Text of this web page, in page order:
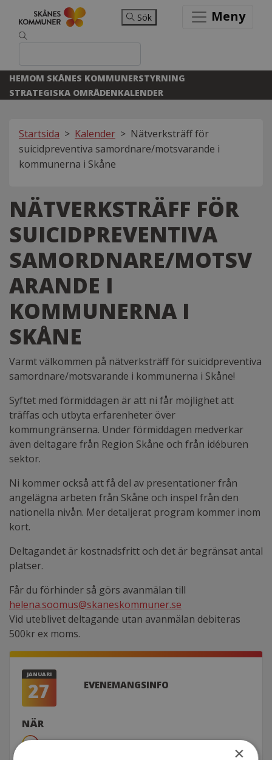
Sök Meny
HEMOM SKÅNES KOMMUNERSTYRNING
STRATEGISKA OMRÅDENKALENDER
Startsida > Kalender > Nätverksträff för
suicidpreventiva samordnare/motsvarande i
kommunerna i Skåne
NÄTVERKSTRÄFF FÖR
SUICIDPREVENTIVA
SAMORDNARE/MOTSV
ARANDE I
KOMMUNERNA I
SKÅNE
Varmt välkommen på nätverksträff för suicidpreventiva
samordnare/motsvarande i kommunerna i Skåne!
Syftet med förmiddagen är att ni får möjlighet att
träffas och utbyta erfarenheter över
kommungränserna. Under förmiddagen medverkar
även deltagare från Region Skåne och från idéburen
sektor.
Ni kommer också att få del av presentationer från
angelägna arbeten från Skåne och inspel från den
nationella nivån. Mer detaljerat program kommer inom
kort.
Deltagandet är kostnadsfritt och det är begränsat antal
platser.
Får du förhinder så görs avanmälan till
helena.soomus@skaneskommuner.se
Vid uteblivet deltagande utan avanmälan debiteras
500kr ex moms.
JANUARI
27 EVENEMANGSINFO
NÄR
2023-01-27 09:00 - 12:00
×